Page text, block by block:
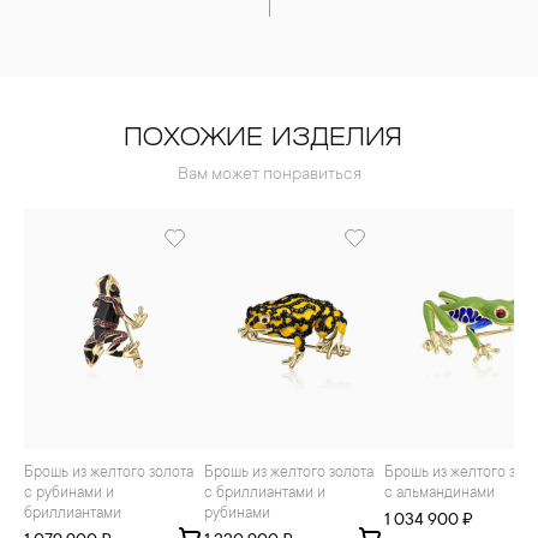
ПОХОЖИЕ ИЗДЕЛИЯ
Вам может понравиться
Брошь из желтого золота
с рубинами и
бриллиантами
Брошь из желтого золота
с бриллиантами и
рубинами
Брошь из желтого золота
с альмандинами
1 034 900 ₽